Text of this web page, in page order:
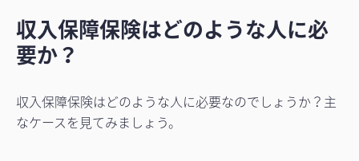
収入保障保険はどのような人に必
要か？
収入保障保険はどのような人に必要なのでしょうか？主
なケースを見てみましょう。